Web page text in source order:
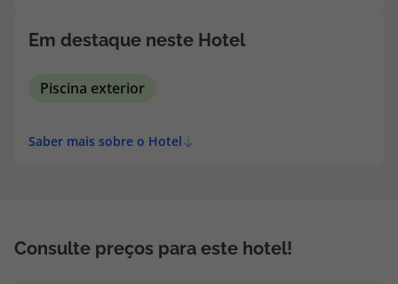
Em destaque neste Hotel
Piscina exterior
Saber mais sobre o Hotel
Consulte preços para este hotel!